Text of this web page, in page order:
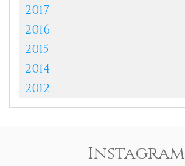
2017
2016
2015
2014
2012
Instagram